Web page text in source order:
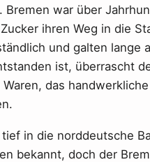
Bremen war über
ihren Weg in die
und galten lange
ist, überrascht
das
in die norddeutsche
bekannt, doch der